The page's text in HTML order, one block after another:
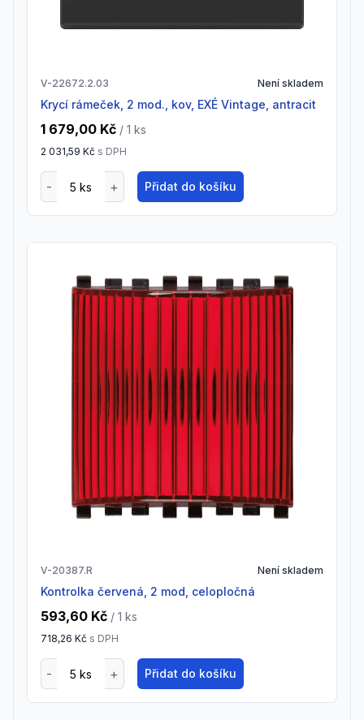
V-22672.2.03 Není skladem
krycí rámeček, 2 mod., kov, EXÉ Vintage, antracit
1 679,00 Kč / 1 ks
2 031,59 Kč s DPH
Přidat do košíku
V-20387.R Není skladem
kontrolka červená, 2 mod, celopločná
593,60 Kč / 1 ks
718,26 Kč s DPH
Přidat do košíku